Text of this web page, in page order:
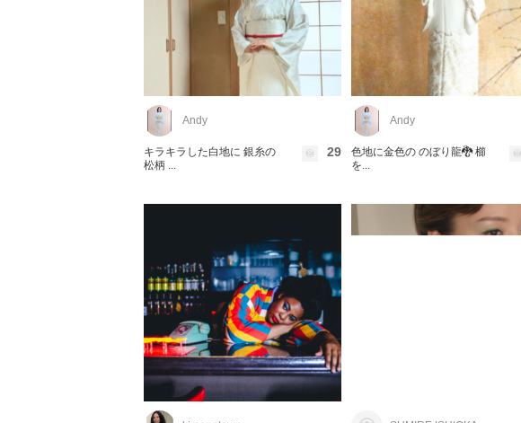
Andy
キラキラした白地に 銀糸の
松柄 ...
29
Andy
色地に金色の のぼり龍🐉 櫛
を...